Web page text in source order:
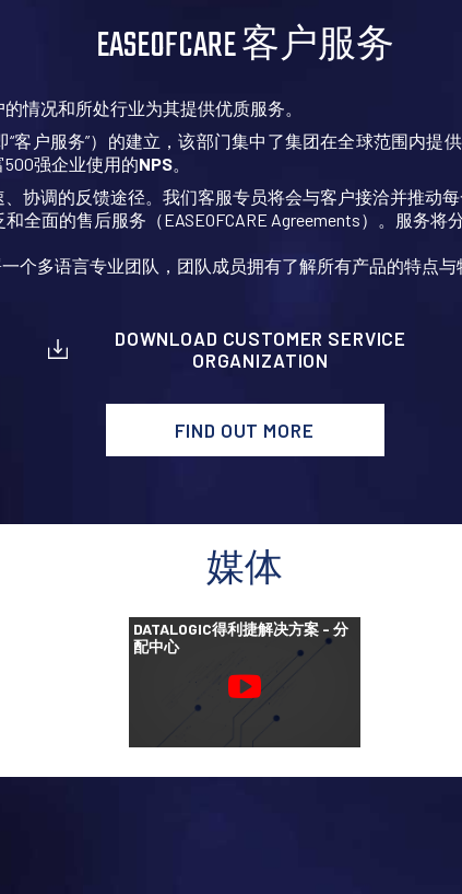
EASEOFCARE 客户服务
情况和所处行业为其提供优质服务。
客户服务”）的建立，该部门集中了集团在全球范围内提
强企业使用的NPS。
协调的反馈途径。我们客服专员将会与客户接洽并推动每
全面的售后服务（EASEOFCARE Agreements）。服务
个多语言专业团队，团队成员拥有了解所有产品的特点与
DOWNLOAD CUSTOMER SERVICE
ORGANIZATION
FIND OUT MORE
媒体
DATALOGIC得利捷解决方案 - 分
配中心